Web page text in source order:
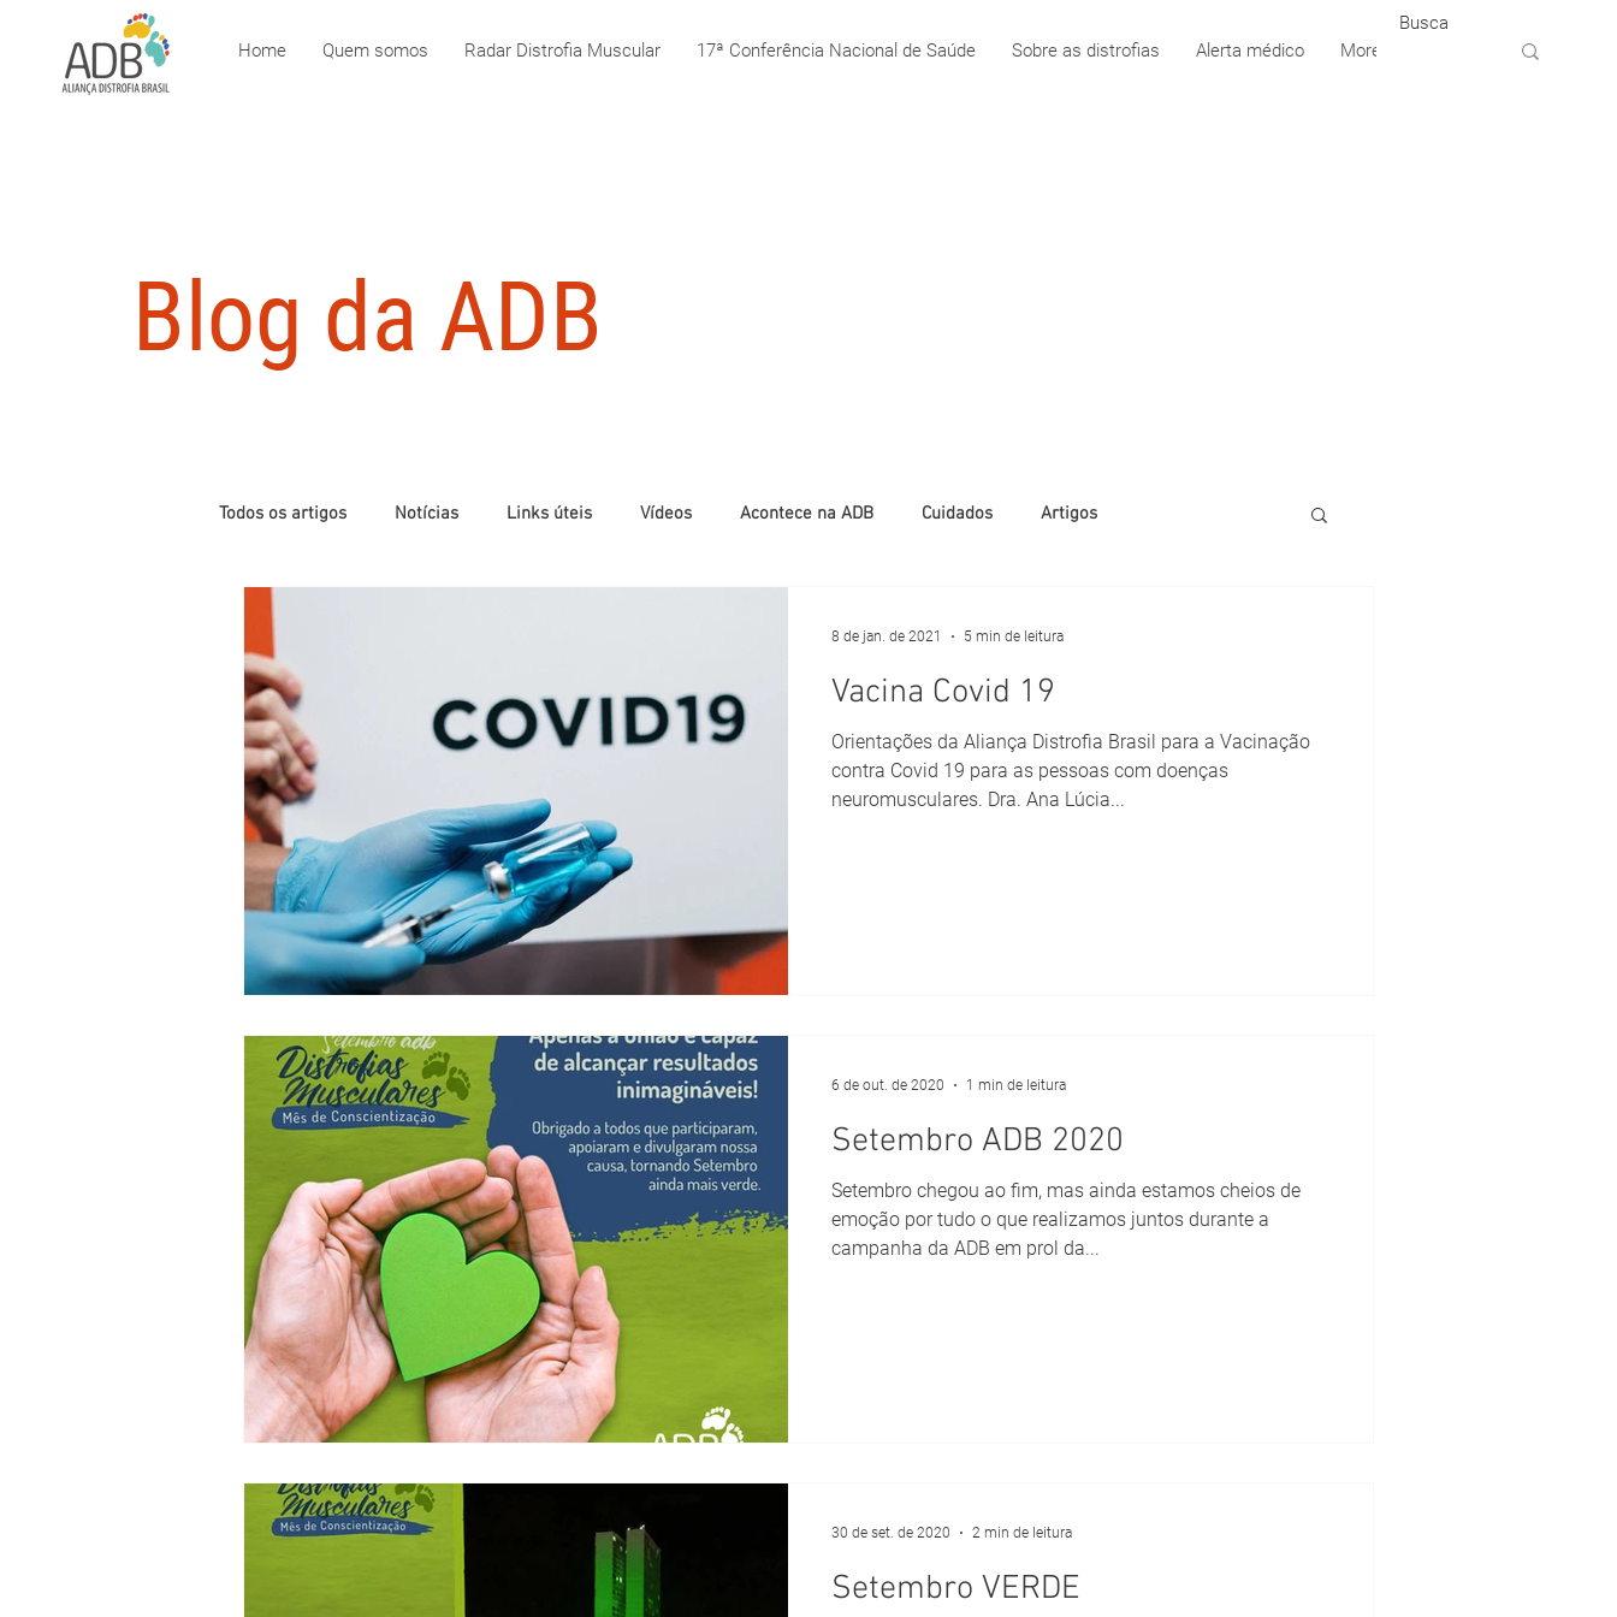
Home Quem somos Radar Distrofia Muscular 17ª Conferência Nacional de Saúde Sobre as distrofias Alerta médico More
Todos os artigos Notícias Links úteis Vídeos Acontece na ADB Cuidados Artigos
Vacina Covid 19
Orientações da Aliança Distrofia Brasil para a Vacinação
contra Covid 19 para as pessoas com doenças
neuromusculares. Dra. Ana Lúcia...
8 de jan. de 2021 5 min de leitura
Setembro ADB 2020
Setembro chegou ao fim, mas ainda estamos cheios de
emoção por tudo o que realizamos juntos durante a
campanha da ADB em prol da...
6 de out. de 2020 1 min de leitura
Setembro VERDE
30 de set. de 2020 2 min de leitura
Blog da ADB